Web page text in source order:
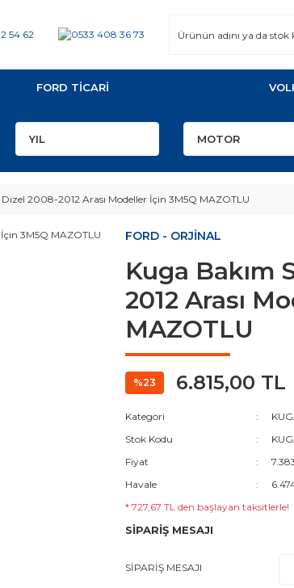
FORD TİCARİ
2008-2012 Arası Modeller İçin 3M5Q MAZOTLU
FORD - ORJİNAL
Kuga Bakım
2012 Arası
MAZOTLU
%23 6.815,00 TL
Kategori
Stok Kodu
Fiyat
Havale
* 727,67 TL den başlayan taksitlerle!
SİPARİŞ MESAJI
SİPARİŞ MESAJI